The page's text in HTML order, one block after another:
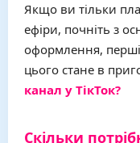
Якщо ви тільки
ефіри, почніть з
оформлення,
цього стане в
канал у ТікТок?
Скільки